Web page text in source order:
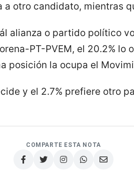
otro candidato, mientras
alianza o partido político
PT-PVEM, el 20.2% lo
posición la ocupa el
y el 2.7% prefiere otro
COMPARTE ESTA NOTA